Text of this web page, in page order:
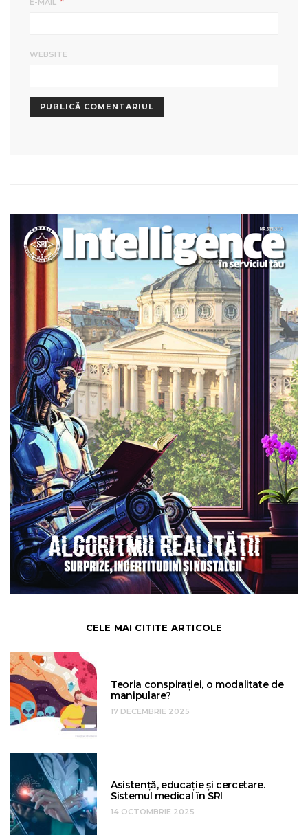
E-MAIL
WEBSITE
CELE MAI CITITE ARTICOLE
Teoria conspirației, o modalitate de
manipulare?
17 DECEMBRIE 2025
Asistență, educație și cercetare.
Sistemul medical în SRI
14 OCTOMBRIE 2025